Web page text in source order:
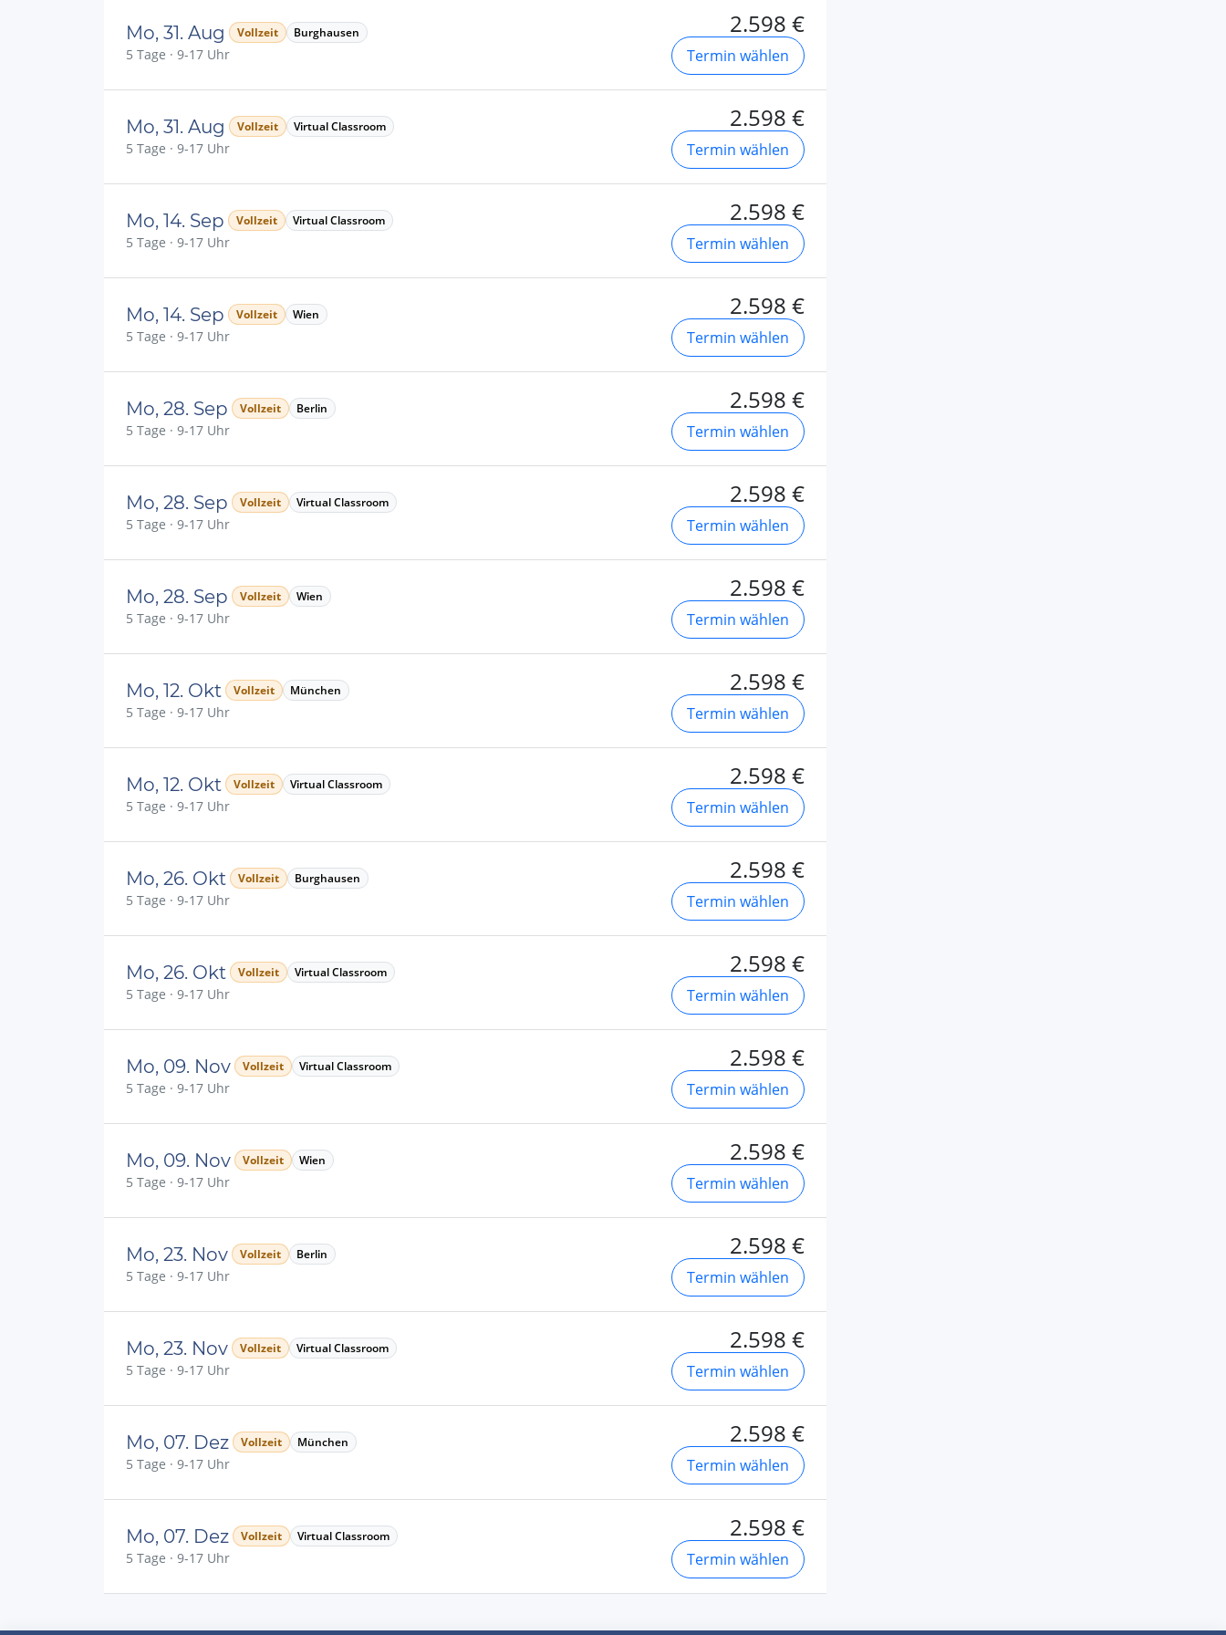
Mo, 31. Aug Vollzeit Burghausen
5 Tage · 9-17 Uhr
2.598 €
Termin wählen
Mo, 31. Aug Vollzeit Virtual Classroom
5 Tage · 9-17 Uhr
2.598 €
Termin wählen
Mo, 14. Sep Vollzeit Virtual Classroom
5 Tage · 9-17 Uhr
2.598 €
Termin wählen
Mo, 14. Sep Vollzeit Wien
5 Tage · 9-17 Uhr
2.598 €
Termin wählen
Mo, 28. Sep Vollzeit Berlin
5 Tage · 9-17 Uhr
2.598 €
Termin wählen
Mo, 28. Sep Vollzeit Virtual Classroom
5 Tage · 9-17 Uhr
2.598 €
Termin wählen
Mo, 28. Sep Vollzeit Wien
5 Tage · 9-17 Uhr
2.598 €
Termin wählen
Mo, 12. Okt Vollzeit München
5 Tage · 9-17 Uhr
2.598 €
Termin wählen
Mo, 12. Okt Vollzeit Virtual Classroom
5 Tage · 9-17 Uhr
2.598 €
Termin wählen
Mo, 26. Okt Vollzeit Burghausen
5 Tage · 9-17 Uhr
2.598 €
Termin wählen
Mo, 26. Okt Vollzeit Virtual Classroom
5 Tage · 9-17 Uhr
2.598 €
Termin wählen
Mo, 09. Nov Vollzeit Virtual Classroom
5 Tage · 9-17 Uhr
2.598 €
Termin wählen
Mo, 09. Nov Vollzeit Wien
5 Tage · 9-17 Uhr
2.598 €
Termin wählen
Mo, 23. Nov Vollzeit Berlin
5 Tage · 9-17 Uhr
2.598 €
Termin wählen
Mo, 23. Nov Vollzeit Virtual Classroom
5 Tage · 9-17 Uhr
2.598 €
Termin wählen
Mo, 07. Dez Vollzeit München
5 Tage · 9-17 Uhr
2.598 €
Termin wählen
Mo, 07. Dez Vollzeit Virtual Classroom
5 Tage · 9-17 Uhr
2.598 €
Termin wählen